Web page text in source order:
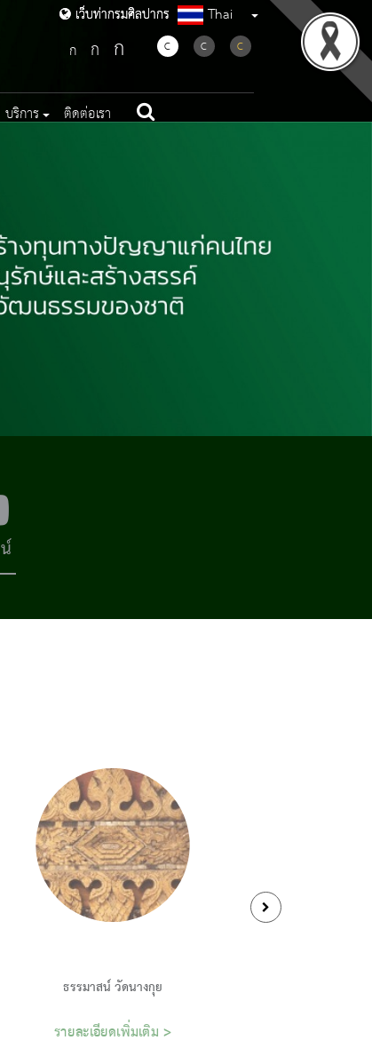
เว็บท่ากรมศิลปากร
เว็บท่ากรมศิลปากร Thai
ก ก ก C C C
บริการ ติดต่อเรา
ธรรมาสน์ วัดนางกุย
รายละเอียดเพิ่มเติม >